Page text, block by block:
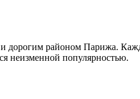
дорогим районом Парижа.
неизменной популярностью.